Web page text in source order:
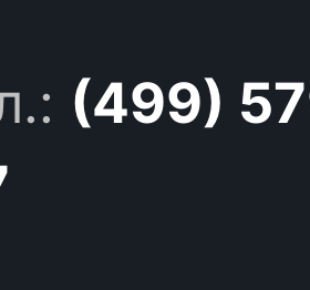
(499)